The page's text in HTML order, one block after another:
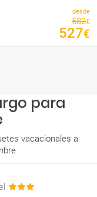
desde
582€
527€
para
vacacionales a